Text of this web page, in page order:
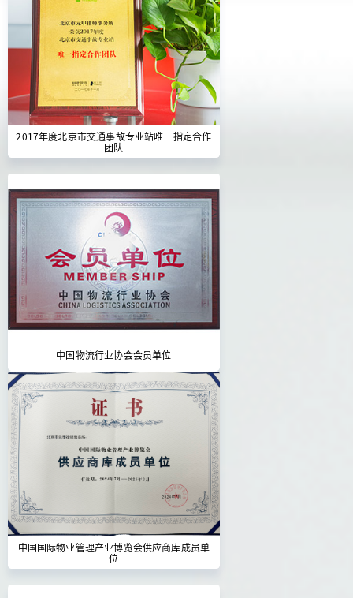
2017年度北京市交通事故专业站唯一指定合作
团队
中国物流行业协会会员单位
中国国际物业管理产业博览会供应商库成员单
位